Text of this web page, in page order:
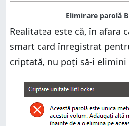
Realitatea este că, în afara
smart card înregistrat
criptată, nu poți să-i elimini